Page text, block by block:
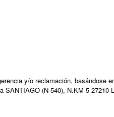
y/o reclamación, basándose
(N-540), N.KM 5